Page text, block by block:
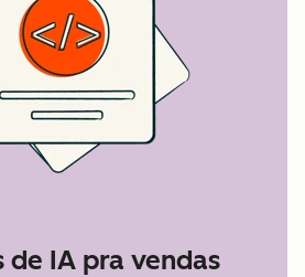
de IA pra vendas